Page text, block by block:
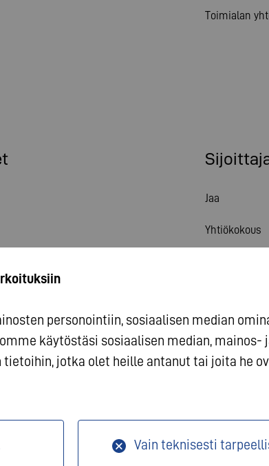
Toimialan
Jaa
Yhtiökokous
Yhtiön
Valmistusmerkintä Tietosuoja
personointiin, sosiaalisen median
käytöstäsi sosiaalisen median,
jotka olet heille antanut tai joita he
Vain teknisesti